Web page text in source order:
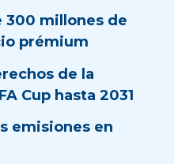
300 millones de
prémium
de la
Cup hasta 2031
emisiones en